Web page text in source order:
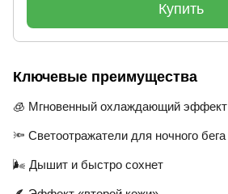
Купить
Ключевые преимущества
🧊 Мгновенный охлаждающий эффект
🔦 Светоотражатели для ночного бега
🌬️ Дышит и быстро сохнет